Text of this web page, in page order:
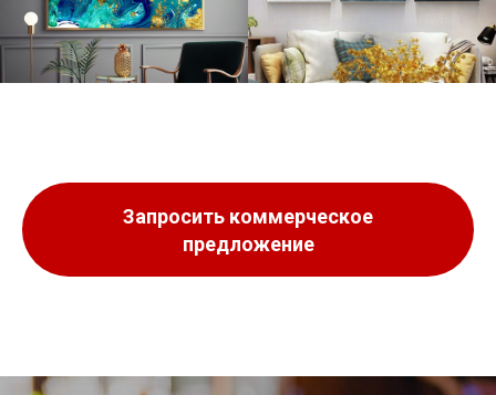
Запросить коммерческое
предложение